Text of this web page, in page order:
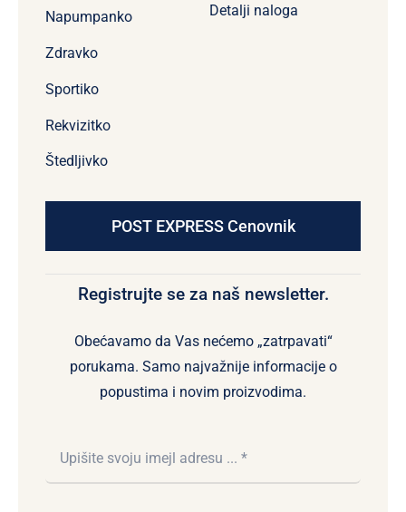
Napumpanko
Zdravko
Sportiko
Rekvizitko
Štedljivko
Detalji naloga
POST EXPRESS Cenovnik
Registrujte se za naš newsletter.
Obećavamo da Vas nećemo „zatrpavati“
porukama. Samo najvažnije informacije o
popustima i novim proizvodima.